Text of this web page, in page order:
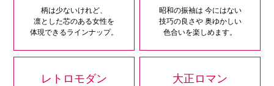
柄は少ないけれど、
凛とした芯のある女性を
体現できるラインナップ。
昭和の振袖は 今にはない
技巧の良さや奥ゆかしい
色合いを楽しめます。
レトロモダン 大正ロマン